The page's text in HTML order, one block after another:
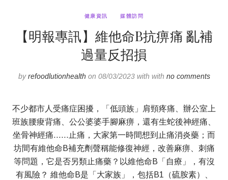
健康資訊 媒體訪問
【明報專訊】維他命B抗痹痛 亂補
過量反招損
byrefoodlutionhealth on 08/03/2023 with with no comments
不少都市人受痛症困擾，「低頭族」肩頸疼痛、辦公室上
班族腰痠背痛、公公婆婆手腳麻痹，還有生蛇後神經痛、
坐骨神經痛……止痛，大家第一時間想到止痛消炎藥；而
坊間有維他命B補充劑聲稱能修復神經，改善麻痹、刺痛
等問題，它是否另類止痛藥？以維他命B「自療」，有沒
有風險？ 維他命B是「大家族」，包括B1（硫胺素）、